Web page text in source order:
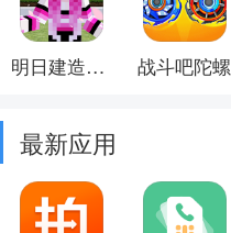
明日建造大师 战斗吧陀螺
最新应用